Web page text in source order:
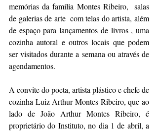
memórias da família Montes Ribeiro,  salas
de galerias de arte  com telas do artista, além
de espaço para lançamentos de livros , uma
cozinha autoral e outros locais que podem
ser visitados durante a semana ou através de
agendamentos.
A convite do poeta, artista plástico e chefe de
cozinha Luiz Arthur Montes Ribeiro, que ao
lado de João Arthur Montes Ribeiro, é
proprietário do Instituto, no dia 1 de abril, a